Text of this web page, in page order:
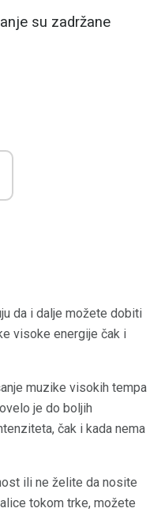
su zadržane
da i dalje možete dobiti
visoke energije čak i
muzike visokih tempa
je do boljih
čak i kada nema
ili ne želite da nosite
tokom trke, možete